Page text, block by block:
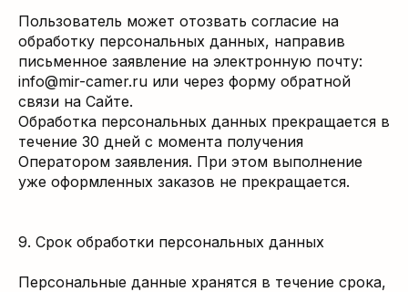
Пользователь может отозвать согласие на
обработку персональных данных, направив
письменное заявление на электронную почту:
info@mir-camer.ru или через форму обратной
связи на Сайте.
Обработка персональных данных прекращается в
течение 30 дней с момента получения
Оператором заявления. При этом выполнение
уже оформленных заказов не прекращается.
9. Срок обработки персональных данных
Персональные данные хранятся в течение срока,